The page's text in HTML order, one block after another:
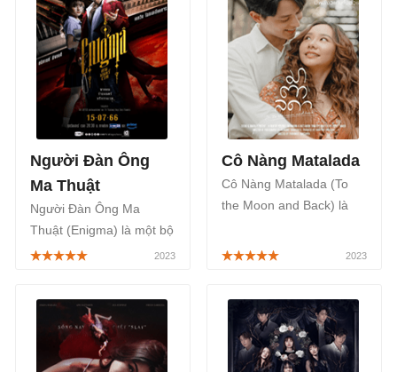
Người Đàn Ông
Ma Thuật
Người Đàn Ông Ma
Thuật (Enigma) là một bộ
phim Thái Lan thuộc thể
truyền hình GMM 25 của
Thái Lan, bắt đầu từ ngày
15/07/2023.
Cô Nàng Matalada
Cô Nàng Matalada (To
the Moon and Back) là
thuộc thể loại tâm lý tình
câu chuyện về tình yêu
và cuộc sống, mang đến
những giây phút thú vị.